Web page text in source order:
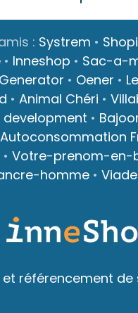
: Systrem •
• Inneshop • Sac-a-
Generator • Oener •
• Animal Chéri •
•
Autoconsommation
• Votre-prenom-en-
homme•
référencement de